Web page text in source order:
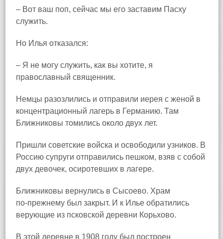
– Вот ваш поп, сейчас мы его заставим Пасху
служить.
Но Илья отказался:
– Я не могу служить, как вы хотите, я
православный священник.
Немцы разозлились и отправили иерея с женой в
концентрационный лагерь в Германию. Там
Ближниковы томились около двух лет.
Пришли советские войска и освободили узников. В
Россию супруги отправились пешком, взяв с собой
двух девочек, осиротевших в лагере.
Ближниковы вернулись в Сысоево. Храм
по‑прежнему был закрыт. И к Илье обратились
верующие из псковской деревни Корьхово.
В этой деревне в 1908 году был построен